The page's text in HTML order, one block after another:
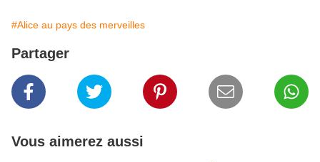
#Alice au pays des merveilles
Partager
Vous aimerez aussi